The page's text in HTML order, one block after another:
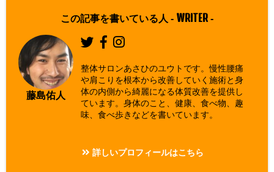
この記事を書いている人 - WRITER -
藤島佑人
整体サロンあさひのユウトです。慢性腰痛
や肩こりを根本から改善していく施術と身
体の内側から綺麗になる体質改善を提供し
ています。身体のこと、健康、食べ物、趣
味、食べ歩きなどを書いています。
詳しいプロフィールはこちら